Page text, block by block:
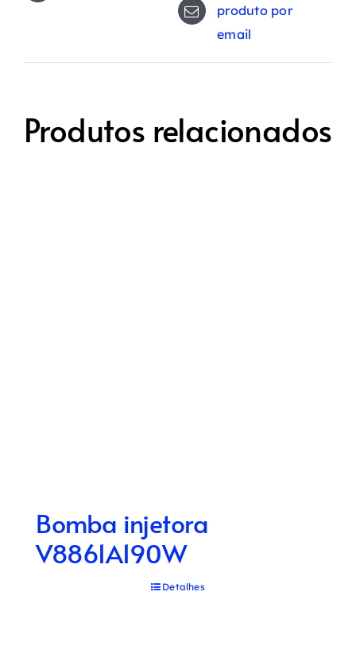
produto por
email
Produtos relacionados
Bomba injetora
V8861A190W
Detalhes